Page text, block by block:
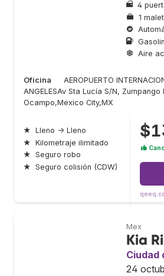
4
1
Aire
Oficina
AEROPUERTO
ANGELESAv Sta Lucía S/N, Zumpango
Ocampo,Mexico City,MX
★ Lleno → Lleno
★ Kilometraje ilimitado
★ Seguro robo
★ Seguro colisión (CDW)
Mex
Kia
Ciudad
24